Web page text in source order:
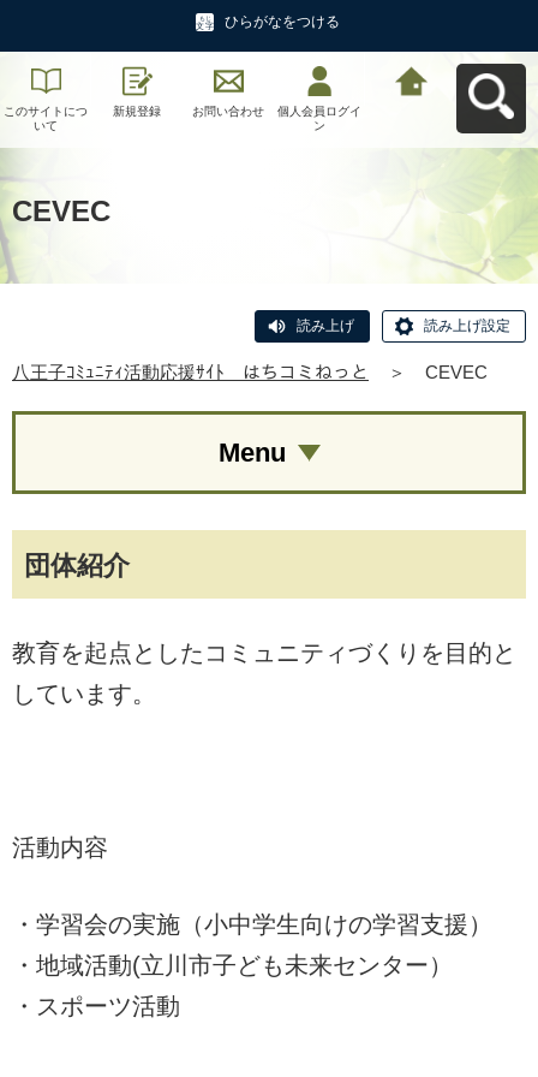
ひらがなをつける
このサイトにつ
いて
新規登録 お問い合わせ
個人会員ログイ
ン
CEVEC
読み上げ 読み上げ設定
八王子ｺﾐｭﾆﾃｨ活動応援ｻｲﾄ はちコミねっと ＞ CEVEC
団体紹介
教育を起点としたコミュニティづくりを目的と
しています。
活動内容
・学習会の実施（小中学生向けの学習支援）
・地域活動(立川市子ども未来センター）
・スポーツ活動
Menu